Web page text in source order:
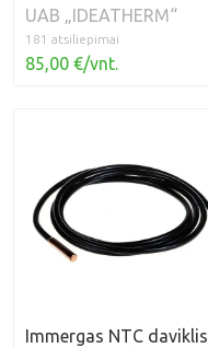
UAB „IDEATHERM“
181 atsiliepimai
85,00 €/vnt.
Immergas NTC daviklis